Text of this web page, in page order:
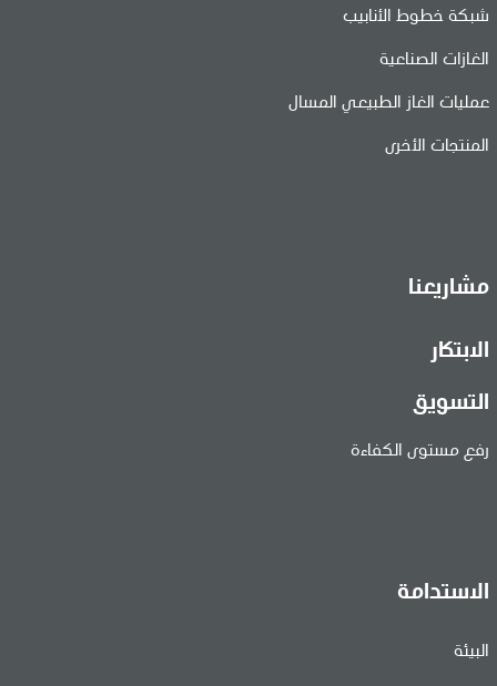
شبكة خطوط الأنابيب
الغازات الصناعية
عمليات الغاز الطبيعي المسال
المنتجات الأخرى
مشاريعنا
الابتكار
التسويق
رفع مستوى الكفاءة
الاستدامة
البيئة